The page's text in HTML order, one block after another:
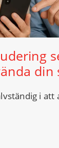
i att